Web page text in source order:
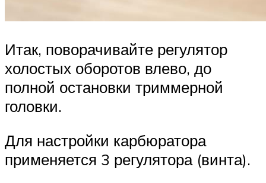
Итак, поворачивайте регулятор
холостых оборотов влево, до
полной остановки триммерной
головки.
Для настройки карбюратора
применяется 3 регулятора (винта).